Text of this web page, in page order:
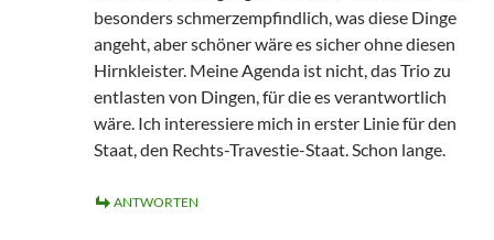
besonders schmerzempfindlich, was diese Dinge
angeht, aber schöner wäre es sicher ohne diesen
Hirnkleister. Meine Agenda ist nicht, das Trio zu
entlasten von Dingen, für die es verantwortlich
wäre. Ich interessiere mich in erster Linie für den
Staat, den Rechts-Travestie-Staat. Schon lange.
ANTWORTEN